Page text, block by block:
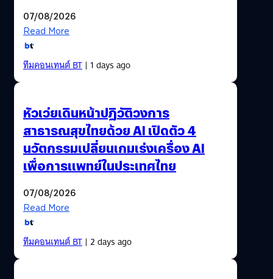
07/08/2026
Read More
ทีมคอนเทนต์ BT| 1 days ago
หัวเว่ยเดินหน้าปฏิวัติวงการ
สาธารณสุขไทยด้วย AI เปิดตัว 4
นวัตกรรมเปลี่ยนเกมเร่งเครื่อง AI
เพื่อการแพทย์ในประเทศไทย
07/08/2026
Read More
ทีมคอนเทนต์ BT| 2 days ago